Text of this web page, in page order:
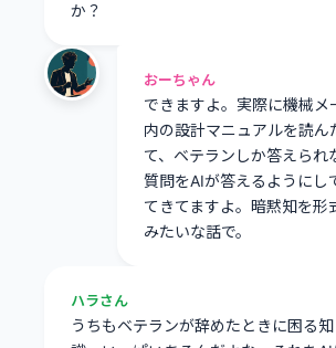
か？
おーちゃん
できますよ。実際に機械メ
内の設計マニュアルを読ん
て、ベテランしか答えられ
質問をAIが答えるようにし
てきてますよ。暗黙知を形
みたいな話で。
ハラさん
うちもベテランが辞めたときに困る知